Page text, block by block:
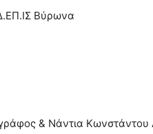
Βύρωνα
& Νάντια Κωνστάντου